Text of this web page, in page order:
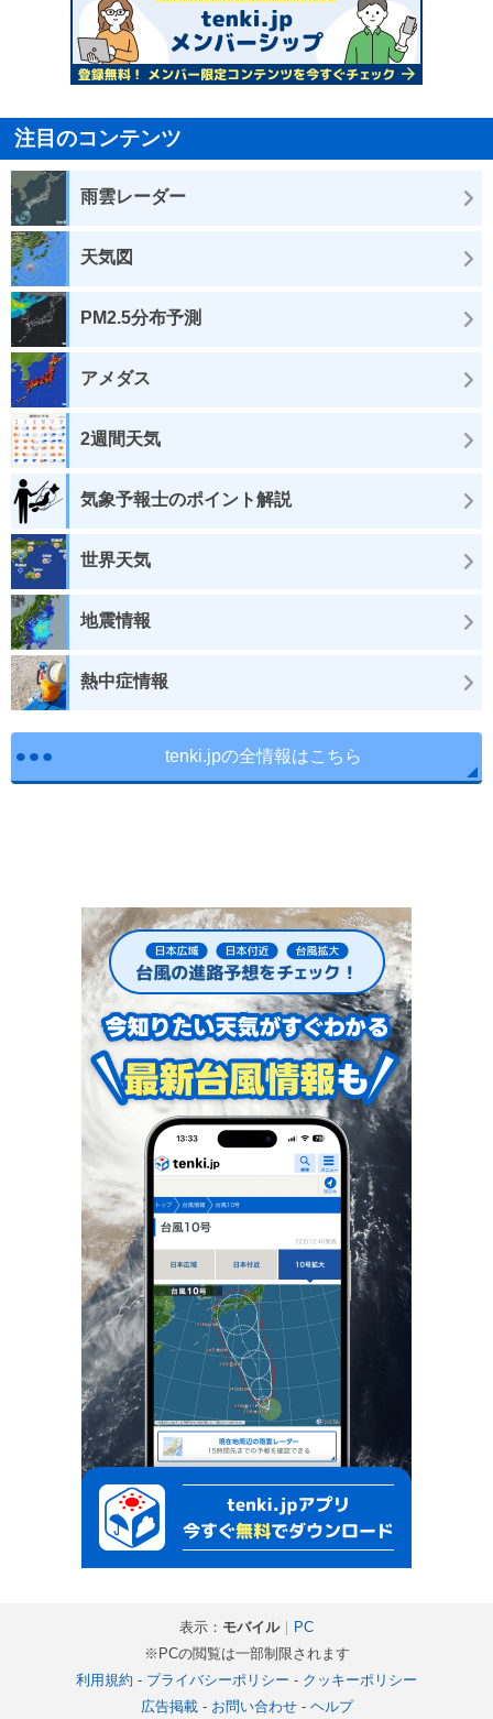
注目のコンテンツ
雨雲レーダー
天気図
PM2.5分布予測
アメダス
2週間天気
気象予報士のポイント解説
世界天気
地震情報
熱中症情報
tenki.jpの全情報はこちら
表示： モバイル｜ PC
※PCの閲覧は一部制限されます
利用規約 - プライバシーポリシー - クッキーポリシー
広告掲載- お問い合わせ- ヘルプ